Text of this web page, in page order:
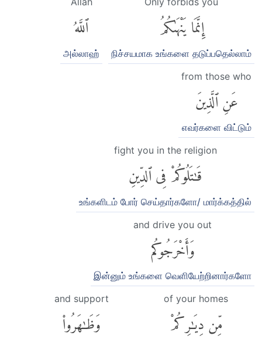
إِنَّمَا يَنْهَىٰكُمُ
நிச்சயமாக உங்களை தடுப்பதெல்லாம்
ٱللَّهُ
அல்லாஹ்
from those who
عَنِ ٱلَّذِينَ
எவர்களை விட்டும்
fight you in the religion
قَٰتَلُوكُمْ فِى ٱلدِّينِ
உங்களிடம் போர் செய்தார்களோ/ மார்க்கத்தில்
and drive you out
وَأَخْرَجُوكُم
இன்னும் உங்களை வெளியேற்றினார்களோ
of your homes
مِّن دِيَٰرِكُمْ
and support
وَظَٰهَرُوا۟